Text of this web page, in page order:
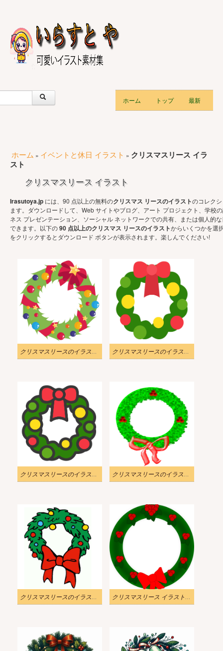
ホーム トップ 最新
ホーム » イベントと休日 イラスト » クリスマスリース イラ
スト
クリスマスリース イラスト
Irasutoya.jp には、90 点以上の無料のクリスマス リースのイラストのコレク
ます。ダウンロードして、Web サイトやブログ、アート プロジェクト、学校
ネス プレゼンテーション、ソーシャル ネットワークでの共有、または個人的
できます。以下の90 点以上のクリスマス リースのイラストからいくつかを選
をクリックするとダウンロード ボタンが表示されます。楽しんでください!
クリスマスリースのイラスト無料 5 クリスマスリースのイラスト無料 4
クリスマスリースのイラスト無料 3 クリスマスリースのイラスト無料 2
クリスマスリースのイラスト無料 1 クリスマスリース イラスト 10